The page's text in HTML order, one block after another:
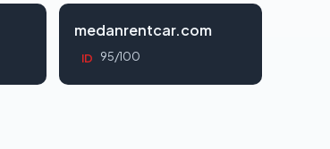
medanrentcar.com
ID 95/100